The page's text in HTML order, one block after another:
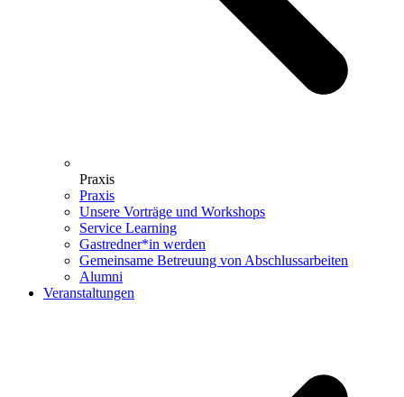
Praxis
Praxis
Unsere Vorträge und Workshops
Service Learning
Gastredner*in werden
Gemeinsame Betreuung von Abschlussarbeiten
Alumni
Veranstaltungen